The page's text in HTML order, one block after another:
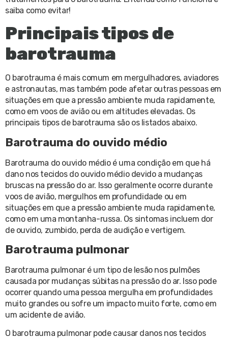
saiba como evitar!
Principais tipos de
barotrauma
O barotrauma é mais comum em mergulhadores, aviadores
e astronautas, mas também pode afetar outras pessoas em
situações em que a pressão ambiente muda rapidamente,
como em voos de avião ou em altitudes elevadas. Os
principais tipos de barotrauma são os listados abaixo.
Barotrauma do ouvido médio
Barotrauma do ouvido médio é uma condição em que há
dano nos tecidos do ouvido médio devido a mudanças
bruscas na pressão do ar. Isso geralmente ocorre durante
voos de avião, mergulhos em profundidade ou em
situações em que a pressão ambiente muda rapidamente,
como em uma montanha-russa. Os sintomas incluem dor
de ouvido, zumbido, perda de audição e vertigem.
Barotrauma pulmonar
Barotrauma pulmonar é um tipo de lesão nos pulmões
causada por mudanças súbitas na pressão do ar. Isso pode
ocorrer quando uma pessoa mergulha em profundidades
muito grandes ou sofre um impacto muito forte, como em
um acidente de avião.
O barotrauma pulmonar pode causar danos nos tecidos